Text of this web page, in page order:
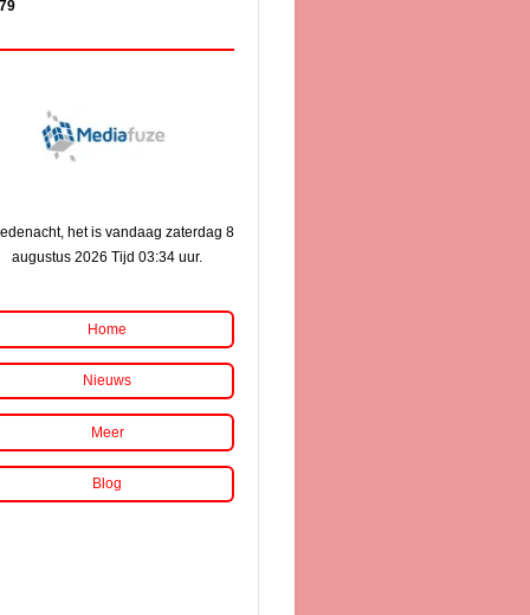
het is vandaag zaterdag 8
augustus 2026 Tijd 03:34 uur.
Home
Nieuws
Meer
Blog